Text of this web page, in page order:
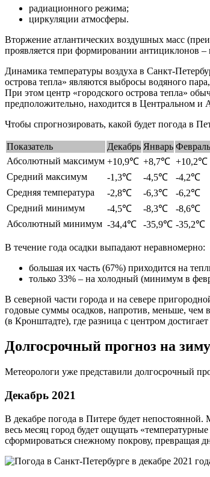
радиационного режима;
циркуляции атмосферы.
Вторжение атлантических воздушных масс
проявляется при формировании антициклонов –
Динамика температуры воздуха в Санкт-
острова тепла» являются выбросы водяного
При этом центр «городского острова тепла»
предположительно, находится в Центральном и
Чтобы спрогнозировать, какой будет погода в
Показатель Декабрь Январь Февраль
Абсолютный максимум +10,9℃ +8,7℃ +10,2℃
Средний максимум
-1,3℃ -4,5℃
-4,2℃
Средняя температура
-2,8℃ -6,3℃
-6,2℃
Средний минимум
-4,5℃ -8,3℃
-8,6℃
Абсолютный минимум -34,4℃ -35,9℃ -35,2℃
В течение года осадки выпадают неравномерно:
большая их часть (67%) приходится на
только 33% – на холодный (минимум в
В северной части города и на севере
годовые суммы осадков, напротив, меньше, чем
(в Кронштадте), где разница с центром
Долгосрочный прогноз на
Метеорологи уже представили долгосрочный
Декабрь 2021
В декабре погода в Питере будет
весь месяц город будет ощущать
сформироваться снежному покрову, превращая